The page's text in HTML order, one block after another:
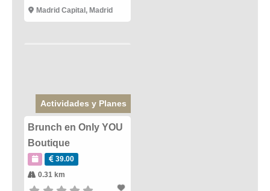
Madrid Capital , Madrid
Actividades y Planes
Brunch en Only YOU
Boutique
39.00
0.31 km